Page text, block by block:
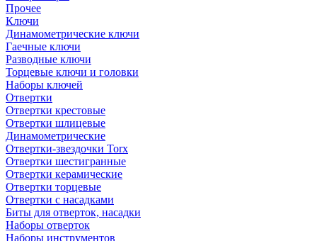
Прочее
Ключи
Динамометрические ключи
Гаечные ключи
Разводные ключи
Торцевые ключи и головки
Наборы ключей
Отвертки
Отвертки крестовые
Отвертки шлицевые
Динамометрические
Отвертки-звездочки Torx
Отвертки шестигранные
Отвертки керамические
Отвертки торцевые
Отвертки с насадками
Биты для отверток, насадки
Наборы отверток
Наборы инструментов